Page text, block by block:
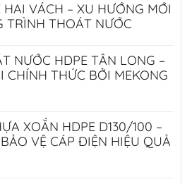
HAI VÁCH – XU HƯỚNG MỚI
TRÌNH THOÁT NƯỚC
NƯỚC HDPE TÂN LONG –
CHÍNH THỨC BỞI MEKONG
XOẮN HDPE D130/100 –
VỆ CÁP ĐIỆN HIỆU QUẢ